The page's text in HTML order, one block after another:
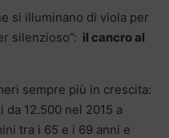
si illuminano di viola per
silenzioso”: il cancro al
sempre più in crescita:
12.500 nel 2015 a
tra i 65 e i 69 anni e